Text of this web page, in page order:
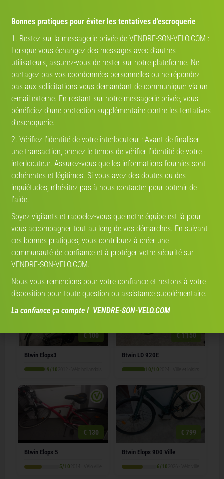
TROUVEZ VOTRE PARTENAIRE
!
DÉJÀ DES MILLIERS DE PROFILS
PARTENAIRE-DE-VELO.COM
ICI VOS PRÉFÉRENCES NE REGARDENT QUE VOUS !
Annonces qui pourraient vous intéresser
€ 100
Btwin Elops3
9/10
€ 1'150
Btwin LD 920E
10/10
€ 130
Btwin Elops 5
5/10
€ 799
Btwin Elops 900 Ville
6/10
Bonnes pratiques pour éviter les tentatives d’escroquerie
1. Restez sur la messagerie privée de VENDRE-SON-VELO.COM :
Lorsque vous échangez des messages avec d’autres
utilisateurs, assurez-vous de rester sur notre plateforme. Ne
partagez pas vos coordonnées personnelles ou ne répondez
pas aux sollicitations vous demandant de communiquer via un
e-mail externe. En restant sur notre messagerie privée, vous
bénéficiez d’une protection supplémentaire contre les tentatives
d’escroquerie.
2. Vérifiez l’identité de votre interlocuteur : Avant de finaliser
une transaction, prenez le temps de vérifier l’identité de votre
interlocuteur. Assurez-vous que les informations fournies sont
cohérentes et légitimes. Si vous avez des doutes ou des
inquiétudes, n’hésitez pas à nous contacter pour obtenir de
l’aide.
Soyez vigilants et rappelez-vous que notre équipe est là pour
vous accompagner tout au long de vos démarches. En suivant
ces bonnes pratiques, vous contribuez à créer une
communauté de confiance et à protéger votre sécurité sur
VENDRE-SON-VELO.COM.
Nous vous remercions pour votre confiance et restons à votre
disposition pour toute question ou assistance supplémentaire.
La confiance ça compte ! VENDRE-SON-VELO.COM